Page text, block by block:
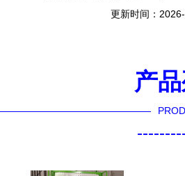
更新时间：
产